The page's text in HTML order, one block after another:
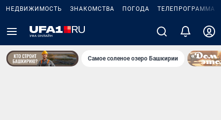
НЕДВИЖИМОСТЬ ЗНАКОМСТВА ПОГОДА ТЕЛЕПРОГРАММА
Самое соленое озеро Башкирии